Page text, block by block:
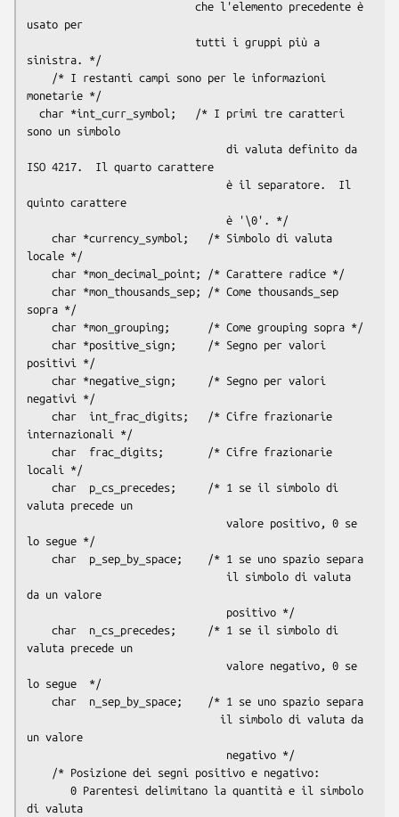
usato per
sinistra. */
monetarie */
sono un simbolo
ISO 4217.  Il quarto carattere
quinto carattere
locale */
    char *mon_thousands_sep; /* Come
thousands_sep
sopra */
    char *mon_grouping;      /* Come
grouping sopra */
positivi */
negativi */
internazionali */
locali */
valuta precede un
lo segue */
da un valore
valuta precede un
lo segue  */
un valore
di valuta